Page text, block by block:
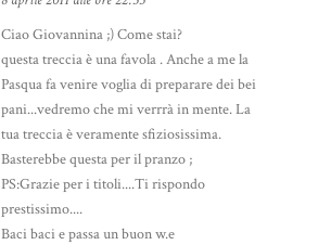
Ciao Giovannina ;) Come stai?
questa treccia è una favola . Anche a me la
Pasqua fa venire voglia di preparare dei bei
pani...vedremo che mi verrrà in mente. La
tua treccia è veramente sfiziosissima.
Basterebbe questa per il pranzo ;
PS:Grazie per i titoli....Ti rispondo
prestissimo....
Baci baci e passa un buon w.e